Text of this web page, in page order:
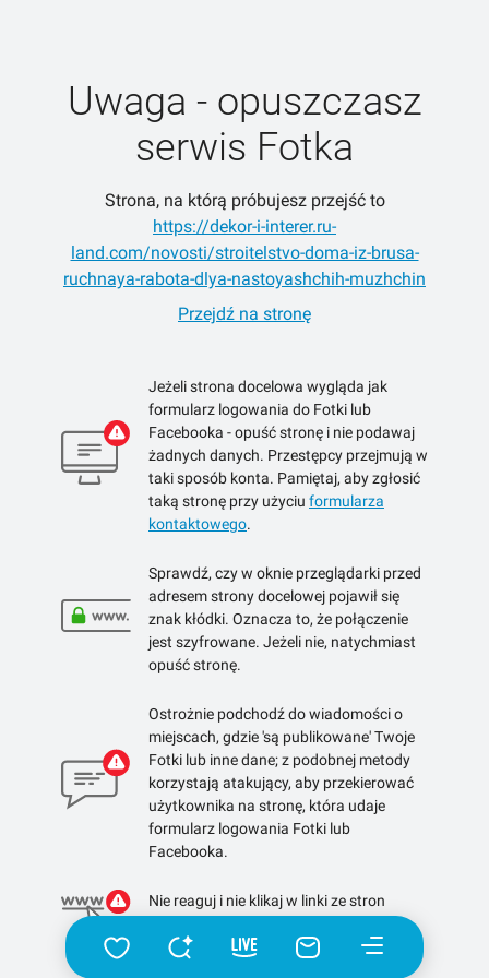
Uwaga - opuszczasz
serwis Fotka
Strona, na którą próbujesz przejść to
https://dekor-i-interer.ru-
land.com/novosti/stroitelstvo-doma-iz-brusa-
ruchnaya-rabota-dlya-nastoyashchih-muzhchin
Przejdź na stronę
Jeżeli strona docelowa wygląda jak
formularz logowania do Fotki lub
Facebooka - opuść stronę i nie podawaj
żadnych danych. Przestępcy przejmują w
taki sposób konta. Pamiętaj, aby zgłosić
taką stronę przy użyciu formularza
kontaktowego.
Sprawdź, czy w oknie przeglądarki przed
adresem strony docelowej pojawił się
znak kłódki. Oznacza to, że połączenie
jest szyfrowane. Jeżeli nie, natychmiast
opuść stronę.
Ostrożnie podchodź do wiadomości o
miejscach, gdzie 'są publikowane' Twoje
Fotki lub inne dane; z podobnej metody
korzystają atakujący, aby przekierować
użytkownika na stronę, która udaje
formularz logowania Fotki lub
Facebooka.
Nie reaguj i nie klikaj w linki ze stron